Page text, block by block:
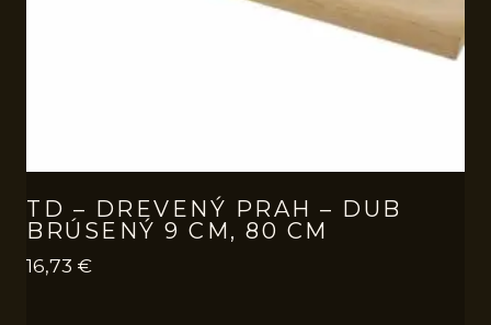
TD – DREVENÝ PRAH – DUB
BRÚSENÝ 9 CM, 80 CM
16,73 €